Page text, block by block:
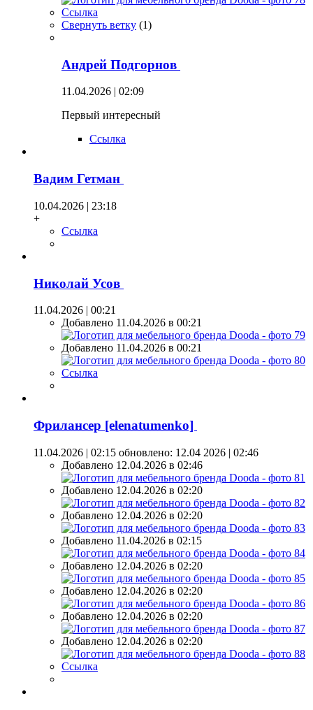
Ссылка
Свернуть ветку (1)
Андрей Подгорнов
11.04.2026 | 02:09
Первый интересный
Ссылка
Вадим Гетман
10.04.2026 | 23:18
+
Ссылка
Николай Усов
11.04.2026 | 00:21
Добавлено 11.04.2026 в 00:21
Добавлено 11.04.2026 в 00:21
Ссылка
Фрилансер [elenatumenko]
11.04.2026 | 02:15 обновлено: 12.04 2026 | 02:46
Добавлено 12.04.2026 в 02:46
Добавлено 12.04.2026 в 02:20
Добавлено 12.04.2026 в 02:20
Добавлено 11.04.2026 в 02:15
Добавлено 12.04.2026 в 02:20
Добавлено 12.04.2026 в 02:20
Добавлено 12.04.2026 в 02:20
Добавлено 12.04.2026 в 02:20
Ссылка